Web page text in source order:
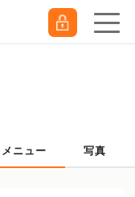
メニュー 写真